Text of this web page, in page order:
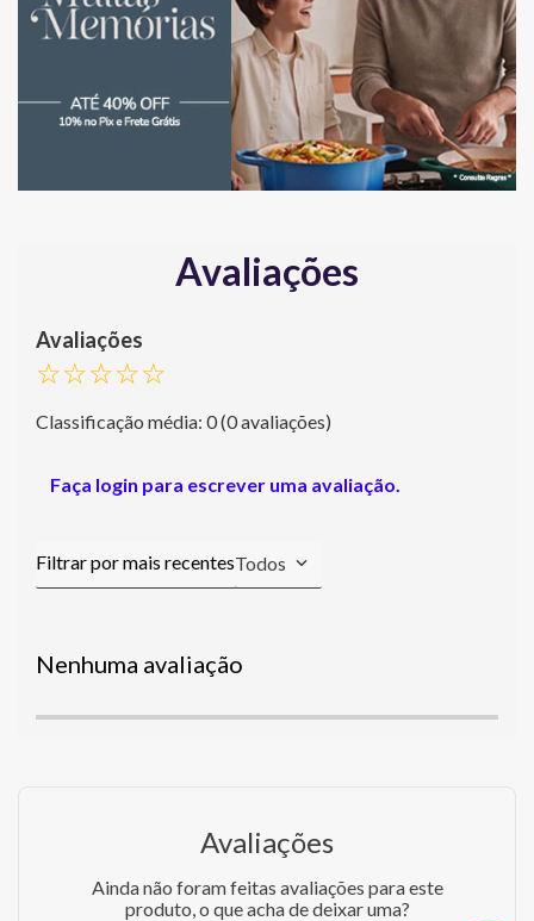
Avaliações
☆☆☆☆☆
Classificação média: 0(0 avaliações)
Faça login para escrever uma avaliação.
Todos
Nenhuma avaliação
Avaliações
Ainda não foram feitas avaliações para este
produto, o que acha de deixar uma?